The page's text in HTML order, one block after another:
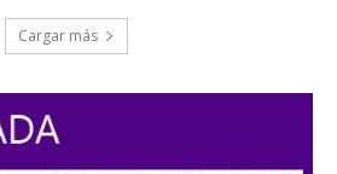
Cargar más